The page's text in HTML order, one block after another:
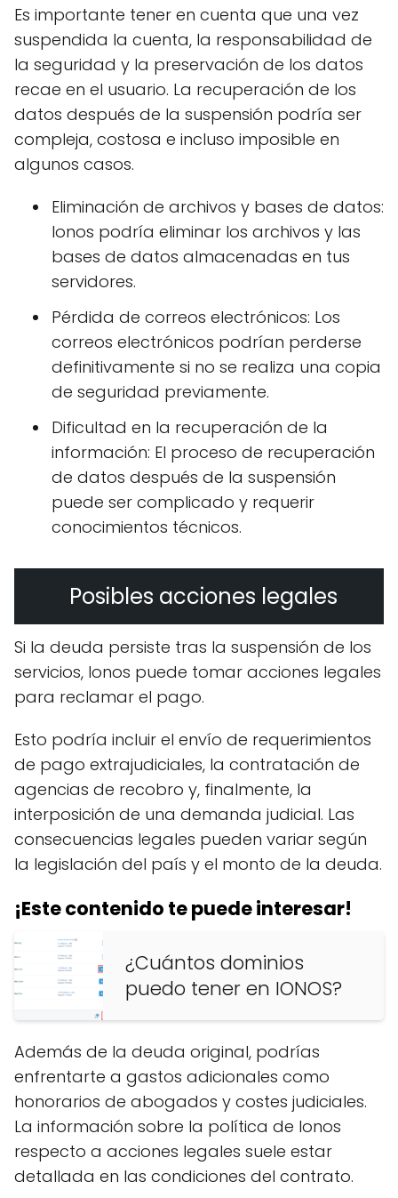
Es importante tener en cuenta que una vez
suspendida la cuenta, la responsabilidad de
la seguridad y la preservación de los datos
recae en el usuario. La recuperación de los
datos después de la suspensión podría ser
compleja, costosa e incluso imposible en
algunos casos.
Eliminación de archivos y bases de datos:
Ionos podría eliminar los archivos y las
bases de datos almacenadas en tus
servidores.
Pérdida de correos electrónicos: Los
correos electrónicos podrían perderse
definitivamente si no se realiza una copia
de seguridad previamente.
Dificultad en la recuperación de la
información: El proceso de recuperación
de datos después de la suspensión
puede ser complicado y requerir
conocimientos técnicos.
Posibles acciones legales
Si la deuda persiste tras la suspensión de los
servicios, Ionos puede tomar acciones legales
para reclamar el pago.
Esto podría incluir el envío de requerimientos
de pago extrajudiciales, la contratación de
agencias de recobro y, finalmente, la
interposición de una demanda judicial. Las
consecuencias legales pueden variar según
la legislación del país y el monto de la deuda.
¡Este contenido te puede interesar!
¿Cuántos dominios
puedo tener en IONOS?
Además de la deuda original, podrías
enfrentarte a gastos adicionales como
honorarios de abogados y costes judiciales.
La información sobre la política de Ionos
respecto a acciones legales suele estar
detallada en las condiciones del contrato.